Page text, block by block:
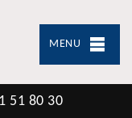
MENU
51 80 30